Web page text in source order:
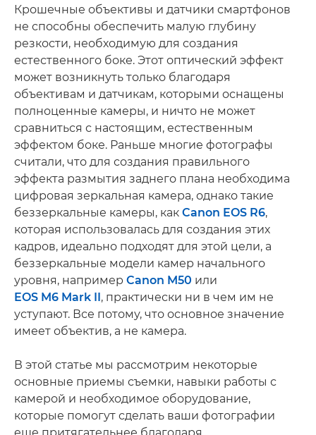
Крошечные объективы и датчики смартфонов
не способны обеспечить малую глубину
резкости, необходимую для создания
естественного боке. Этот оптический эффект
может возникнуть только благодаря
объективам и датчикам, которыми оснащены
полноценные камеры, и ничто не может
сравниться с настоящим, естественным
эффектом боке. Раньше многие фотографы
считали, что для создания правильного
эффекта размытия заднего плана необходима
цифровая зеркальная камера, однако такие
беззеркальные камеры, как Canon EOS R6,
которая использовалась для создания этих
кадров, идеально подходят для этой цели, а
беззеркальные модели камер начального
уровня, например Canon M50 или
EOS M6 Mark II, практически ни в чем им не
уступают. Все потому, что основное значение
имеет объектив, а не камера.
В этой статье мы рассмотрим некоторые
основные приемы съемки, навыки работы с
камерой и необходимое оборудование,
которые помогут сделать ваши фотографии